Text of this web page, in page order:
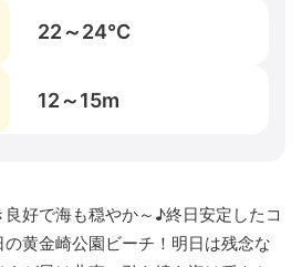
22～24℃
12～15m
好で海も穏やか～♪終日安定したコ
黄金崎公園ビーチ！明日は残念な